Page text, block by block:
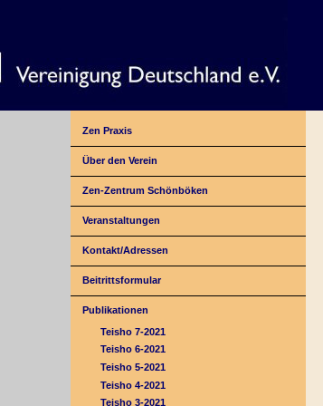
Zen Praxis
Über den Verein
Zen-Zentrum Schönböken
Veranstaltungen
Kontakt/Adressen
Beitrittsformular
Publikationen
Teisho 7-2021
Teisho 6-2021
Teisho 5-2021
Teisho 4-2021
Teisho 3-2021